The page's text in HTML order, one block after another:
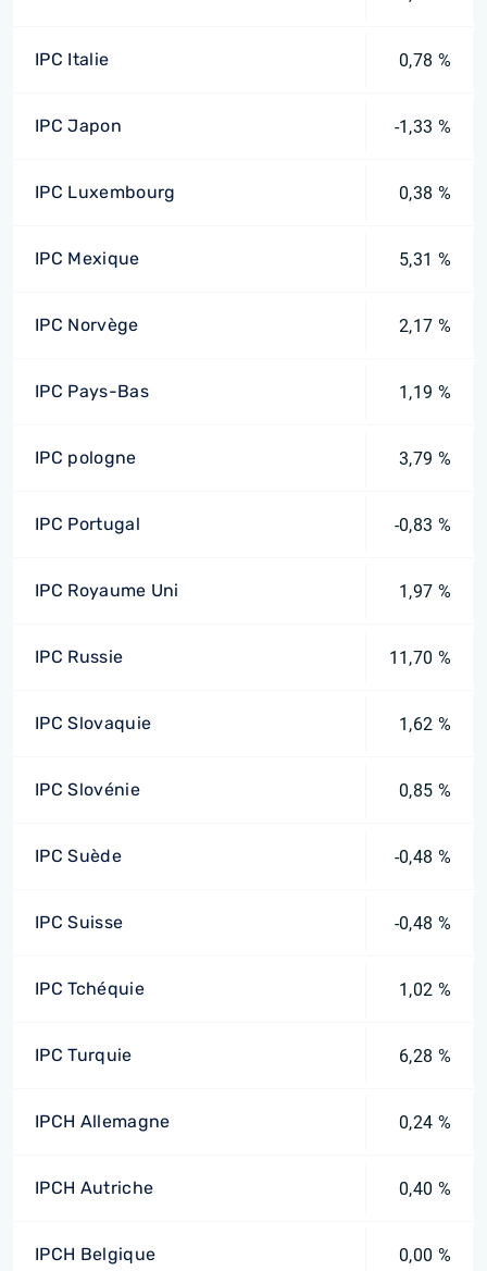
IPC Italie 0,78 %
IPC Japon -1,33 %
IPC Luxembourg 0,38 %
IPC Mexique 5,31 %
IPC Norvège 2,17 %
IPC Pays-Bas 1,19 %
IPC pologne 3,79 %
IPC Portugal -0,83 %
IPC Royaume Uni 1,97 %
IPC Russie 11,70 %
IPC Slovaquie 1,62 %
IPC Slovénie 0,85 %
IPC Suède -0,48 %
IPC Suisse -0,48 %
IPC Tchéquie 1,02 %
IPC Turquie 6,28 %
IPCH Allemagne 0,24 %
IPCH Autriche 0,40 %
IPCH Belgique 0,00 %